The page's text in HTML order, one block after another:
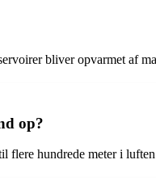
bliver opvarmet af
op?
flere hundrede meter i